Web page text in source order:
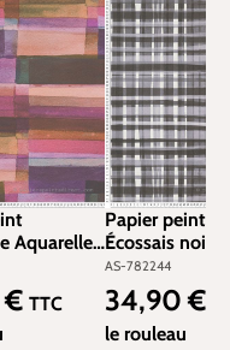
Aquarelle
AS-
:
€ TTC
Papier peint
Écossais noir
Anna
Création | Réf.
782244
AS-782244
Prix régulier :
34,90 €
le rouleau